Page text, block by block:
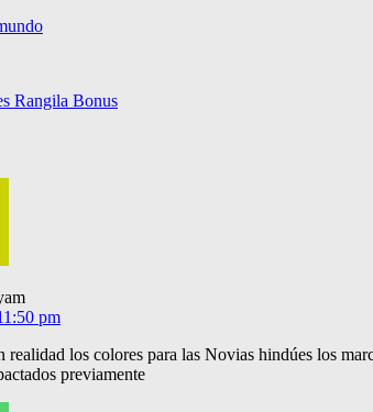
Rangila Bonus
pm
realidad los colores para las Novias hindúes los
previamente